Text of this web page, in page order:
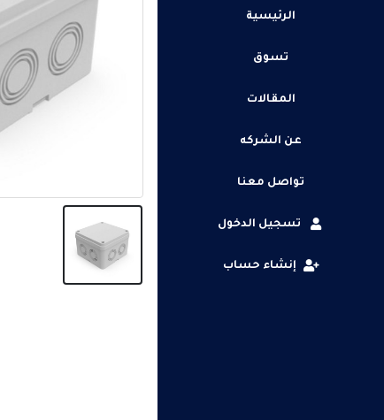
الرئيسية
تسوق
المقالات
عن الشركه
تواصل معنا
تسجيل الدخول
إنشاء حساب